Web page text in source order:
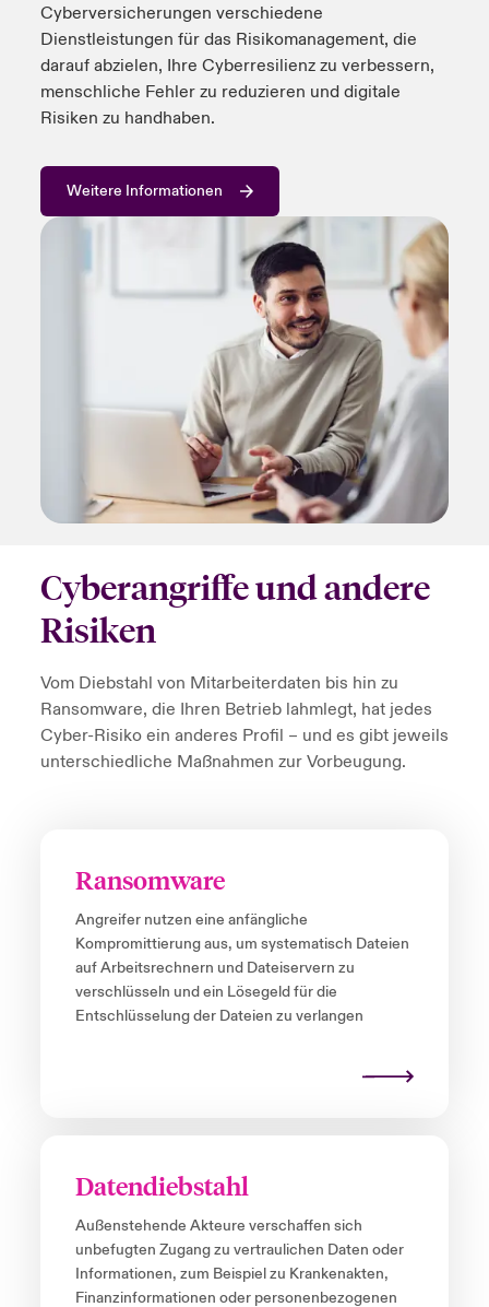
Cyberversicherungen verschiedene
Dienstleistungen für das Risikomanagement, die
darauf abzielen, Ihre Cyberresilienzzu verbessern,
menschliche Fehler zu reduzieren und digitale
Risiken zu handhaben.
Weitere Informationen
Cyberangriffe und andere
Risiken
Vom Diebstahl von Mitarbeiterdaten bis hin zu
Ransomware, die Ihren Betrieb lahmlegt, hat jedes
Cyber-Risiko ein anderes Profil – und es gibt jeweils
unterschiedliche Maßnahmen zur Vorbeugung.
Ransomware
Angreifer nutzen eine anfängliche
Kompromittierung aus, um systematisch Dateien
auf Arbeitsrechnern und Dateiservern zu
verschlüsseln und ein Lösegeld für die
Entschlüsselung der Dateien zu verlangen
Datendiebstahl
Außenstehende Akteure verschaffen sich
unbefugten Zugang zu vertraulichen Daten oder
Informationen, zum Beispiel zu Krankenakten,
Finanzinformationen oder personenbezogenen